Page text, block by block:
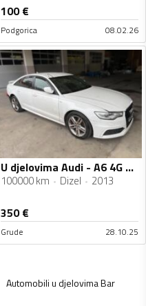
100€
Podgorica 08.02.26
U djelovima Audi - A6 4G C7 2013 S-LINE 2.0TDI
100000 km Dizel 2013
350€
Grude 28.10.25
Automobili u djelovimaBar